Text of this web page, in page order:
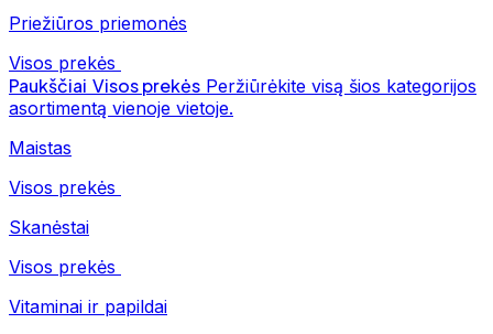
Priežiūros priemonės
Visos prekės
Paukščiai Visos prekės Peržiūrėkite visą šios kategorijos
asortimentą vienoje vietoje.
Maistas
Visos prekės
Skanėstai
Visos prekės
Vitaminai ir papildai